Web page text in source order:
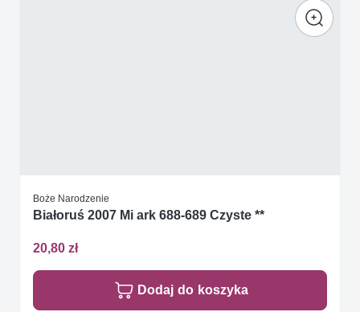
Boże Narodzenie
Białoruś 2007 Mi ark 688-689 Czyste **
20,80 zł
Dodaj do koszyka